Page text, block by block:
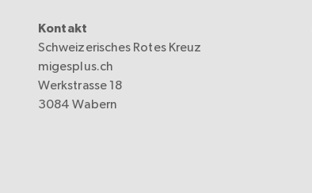
Kontakt
Schweizerisches Rotes Kreuz
migesplus.ch
Werkstrasse 18
3084 Wabern